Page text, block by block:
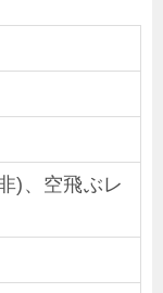
)、空飛ぶレ